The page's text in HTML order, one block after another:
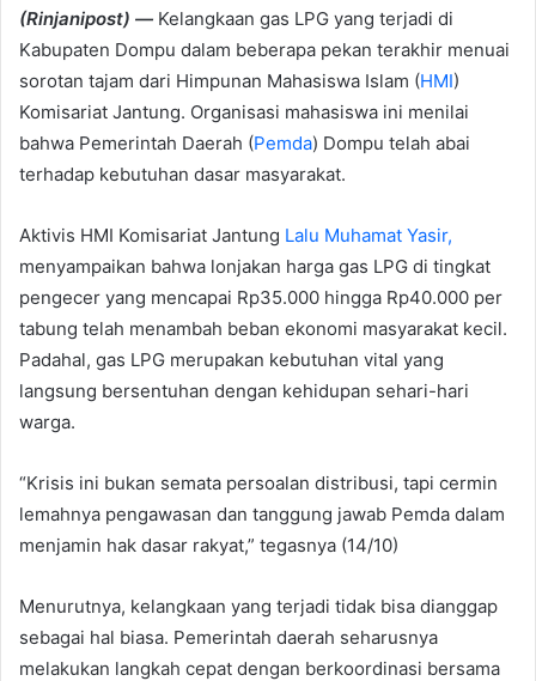
(Rinjanipost) — Kelangkaan gas LPG yang terjadi di
Kabupaten Dompu dalam beberapa pekan terakhir menuai
sorotan tajam dari Himpunan Mahasiswa Islam (HMI)
Komisariat Jantung. Organisasi mahasiswa ini menilai
bahwa Pemerintah Daerah (Pemda) Dompu telah abai
terhadap kebutuhan dasar masyarakat.
Aktivis HMI Komisariat Jantung Lalu Muhamat Yasir,
menyampaikan bahwa lonjakan harga gas LPG di tingkat
pengecer yang mencapai Rp35.000 hingga Rp40.000 per
tabung telah menambah beban ekonomi masyarakat kecil.
Padahal, gas LPG merupakan kebutuhan vital yang
langsung bersentuhan dengan kehidupan sehari-hari
warga.
“Krisis ini bukan semata persoalan distribusi, tapi cermin
lemahnya pengawasan dan tanggung jawab Pemda dalam
menjamin hak dasar rakyat,” tegasnya (14/10)
Menurutnya, kelangkaan yang terjadi tidak bisa dianggap
sebagai hal biasa. Pemerintah daerah seharusnya
melakukan langkah cepat dengan berkoordinasi bersama